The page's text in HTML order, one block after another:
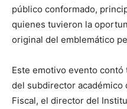
público conformado,
quienes tuvieron la
original del emblemático
Este emotivo evento
del subdirector académico
Fiscal, el director del